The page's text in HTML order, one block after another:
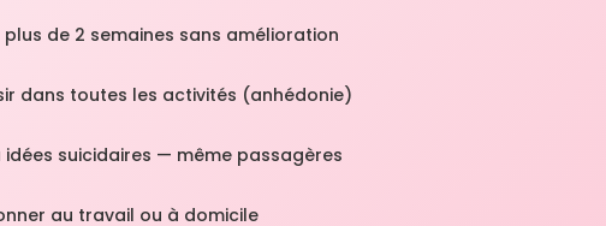
de 2 semaines sans amélioration
dans toutes les activités (anhédonie)
idées suicidaires — même passagères
au travail ou à domicile